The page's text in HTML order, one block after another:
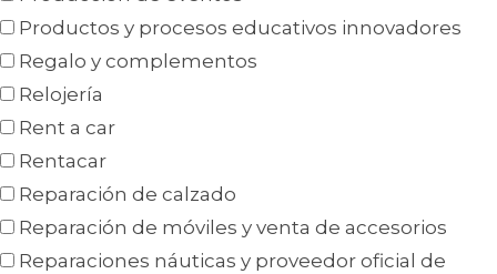
Productos y procesos educativos innovadores
Regalo y complementos
Relojería
Rent a car
Rentacar
Reparación de calzado
Reparación de móviles y venta de accesorios
Reparaciones náuticas y proveedor oficial de